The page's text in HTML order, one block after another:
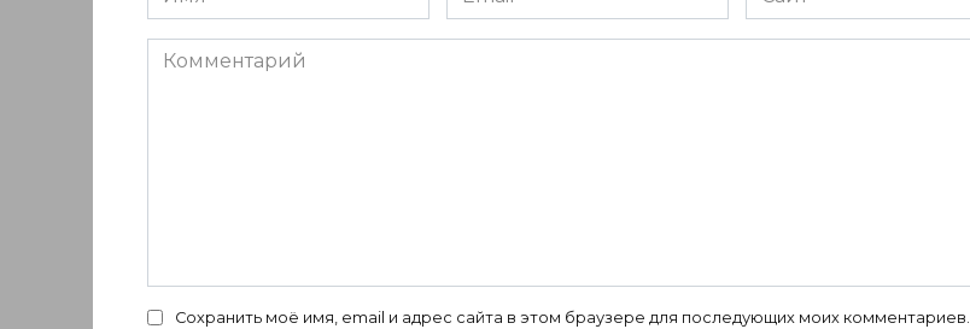
*
*
Комментарий
Сохранить моё имя, email и адрес сайта в этом браузере для последующих моих комментариев.